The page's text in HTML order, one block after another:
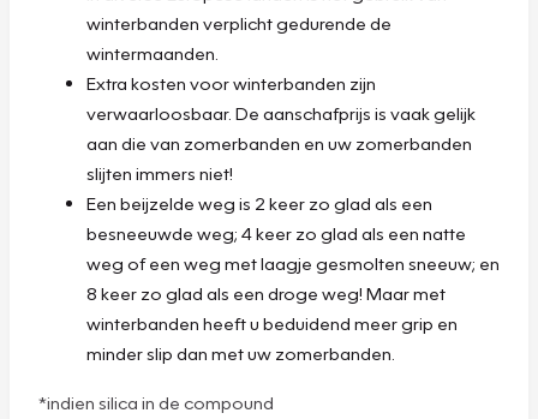
winterbanden verplicht gedurende de
wintermaanden.
Extra kosten voor winterbanden zijn
verwaarloosbaar. De aanschafprijs is vaak gelijk
aan die van zomerbanden en uw zomerbanden
slijten immers niet!
Een beijzelde weg is 2 keer zo glad als een
besneeuwde weg; 4 keer zo glad als een natte
weg of een weg met laagje gesmolten sneeuw; en
8 keer zo glad als een droge weg! Maar met
winterbanden heeft u beduidend meer grip en
minder slip dan met uw zomerbanden.
*indien silica in de compound